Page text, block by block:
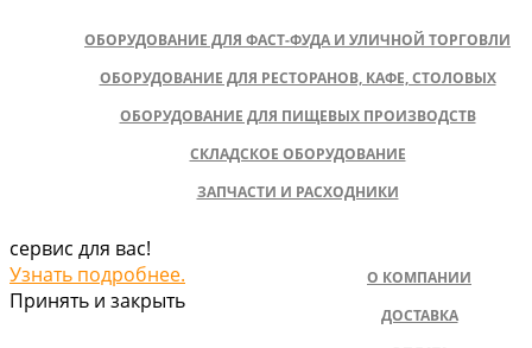
ОБОРУДОВАНИЕ ДЛЯ ФАСТ-ФУДА И УЛИЧНОЙ ТОРГОВЛИ
ОБОРУДОВАНИЕ ДЛЯ РЕСТОРАНОВ, КАФЕ, СТОЛОВЫХ
ОБОРУДОВАНИЕ ДЛЯ ПИЩЕВЫХ ПРОИЗВОДСТВ
СКЛАДСКОЕ ОБОРУДОВАНИЕ
ЗАПЧАСТИ И РАСХОДНИКИ
О КОМПАНИИ
ДОСТАВКА
сервис для вас!
Узнать подробнее.
Принять и закрыть